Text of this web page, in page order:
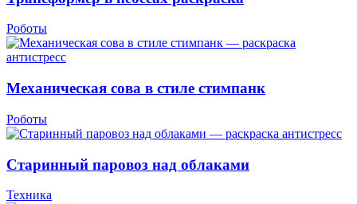
Роботы
Механическая сова в стиле стимпанк
Роботы
Старинный паровоз над облаками
Техника